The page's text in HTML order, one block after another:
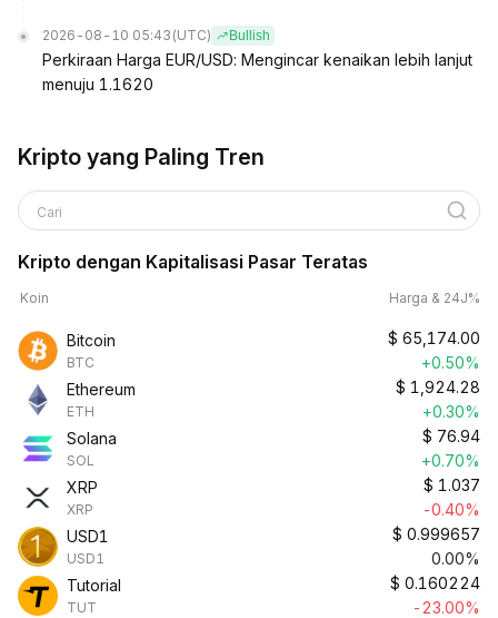
2026-08-10 05:43 (UTC) Bullish
Perkiraan Harga EUR/USD: Mengincar kenaikan lebih lanjut
menuju 1.1620
Kripto yang Paling Tren
Cari
Kripto dengan Kapitalisasi Pasar Teratas
Koin Harga & 24J%
Bitcoin
BTC
$ 65,174.00
+0.50%
Ethereum
ETH
$ 1,924.28
+0.30%
Solana
SOL
$ 76.94
+0.70%
XRP
XRP
$ 1.037
-0.40%
USD1
USD1
$ 0.999657
0.00%
Tutorial
TUT
$ 0.160224
-23.00%